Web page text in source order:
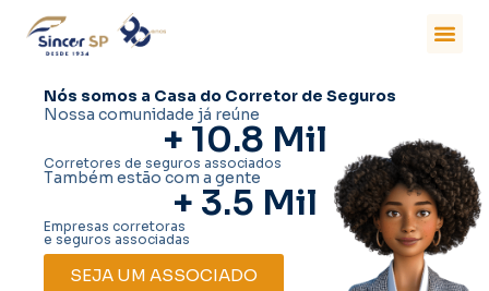
Nós somos a Casa do Corretor de Seguros
Nossa comunidade já reúne
+ 10.8 Mil
Corretores de seguros associados
Também estão com a gente
+ 3.5 Mil
Empresas corretoras
e seguros associadas
SEJA UM ASSOCIADO